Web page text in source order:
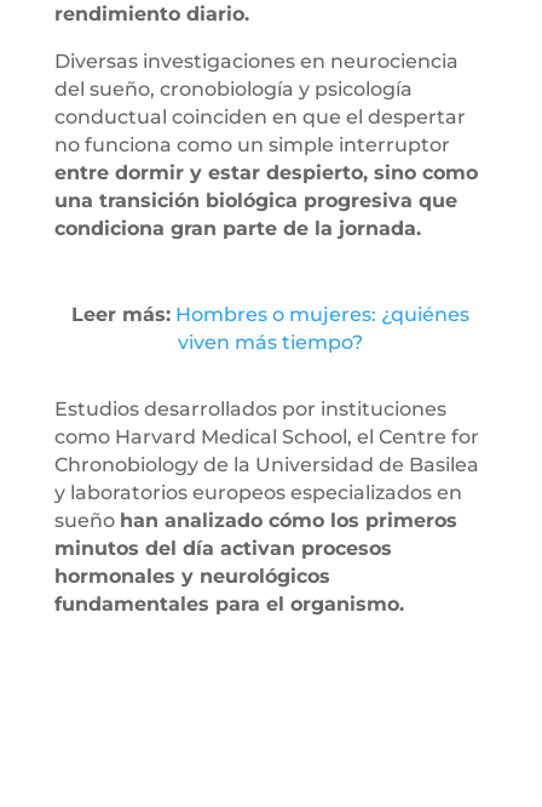
rendimiento diario.
Diversas investigaciones en neurociencia
del sueño, cronobiología y psicología
conductual coinciden en que el despertar
no funciona como un simple interruptor
entre dormir y estar despierto, sino como
una transición biológica progresiva que
condiciona gran parte de la jornada.
Leer más: Hombres o mujeres: ¿quiénes
viven más tiempo?
Estudios desarrollados por instituciones
como Harvard Medical School, el Centre for
Chronobiology de la Universidad de Basilea
y laboratorios europeos especializados en
sueño han analizado cómo los primeros
minutos del día activan procesos
hormonales y neurológicos
fundamentales para el organismo.